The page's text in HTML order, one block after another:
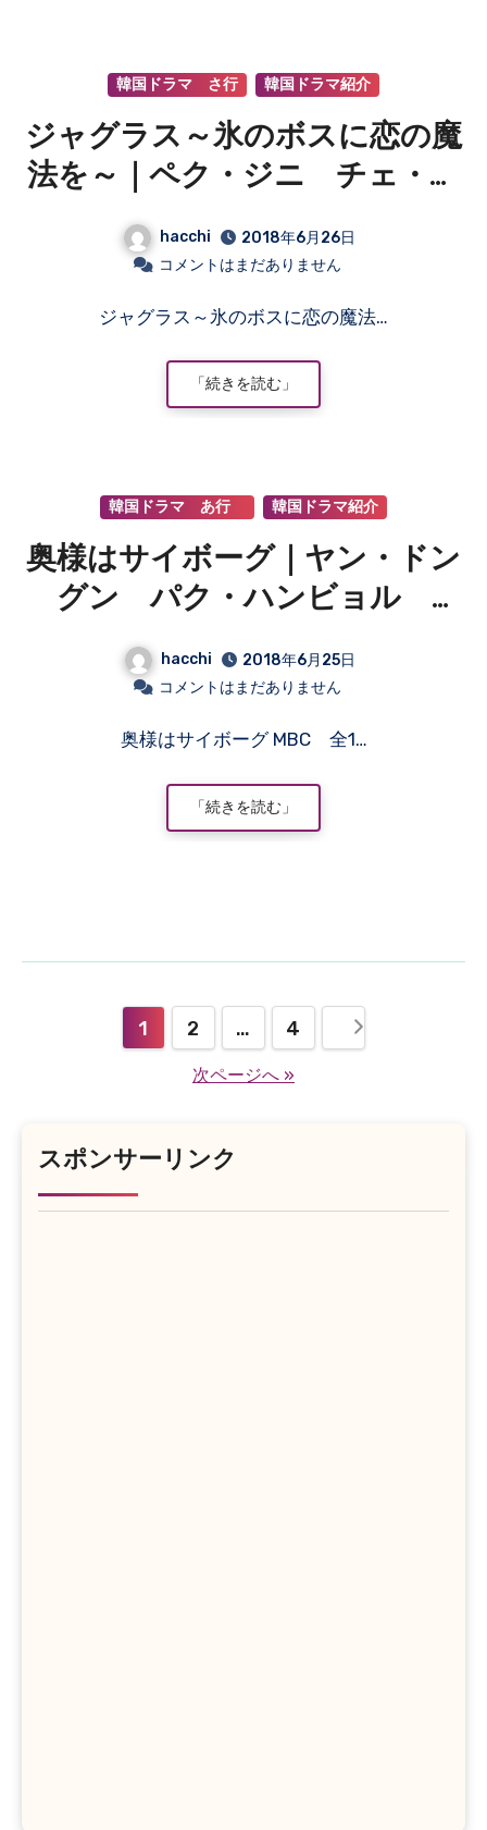
韓国ドラマ さ行 韓国ドラマ紹介
ジャグラス～氷のボスに恋の魔
法を～｜ペク・ジニ チェ・ダ
ニエル カン・ヘジョン イ・
ウォングン
hacchi
2018年6月26日
コメントはまだありません
ジャグラス～氷のボスに恋の魔法…
「続きを読む」
韓国ドラマ あ行 韓国ドラマ紹介
奥様はサイボーグ｜ヤン・ドン
グン パク・ハンビョル
IVY チェ・ヨジン ファン・
ボラ
hacchi
2018年6月25日
コメントはまだありません
奥様はサイボーグ MBC 全1…
「続きを読む」
ペ
ー
1 2 … 4
次ページへ »
スポンサーリンク